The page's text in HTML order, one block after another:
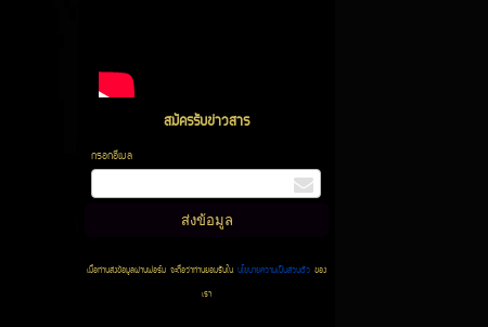
สมัครรับข่าวสาร
กรอกอีเมล
เมื่อท่านส่งข้อมูลผ่านฟอร์ม จะถือว่าท่านยอมรับในนโยบายความเป็นส่วนตัวของ
เรา